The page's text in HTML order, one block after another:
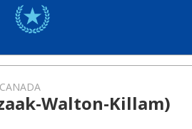
Walton-Killam)